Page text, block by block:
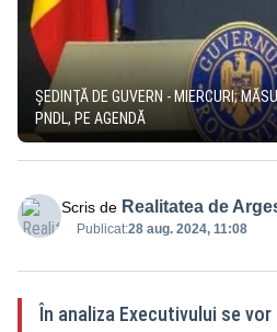
ŞEDINŢĂ DE GUVERN - MIERCURI;
PNDL, PE AGENDĂ
Scris de Realitatea de
Publicat:28 aug. 2024, 11:08
În analiza Executivului se